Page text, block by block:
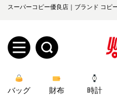
スーパーコピー優良店｜ブランド コピ
規
ロ
バッグ 財布 時計